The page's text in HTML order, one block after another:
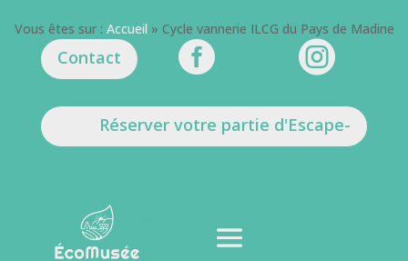
Vous êtes sur : Accueil » Cycle vannerie ILCG du Pays de Madine
Contact  
Réserver votre partie d'Escape-
Game